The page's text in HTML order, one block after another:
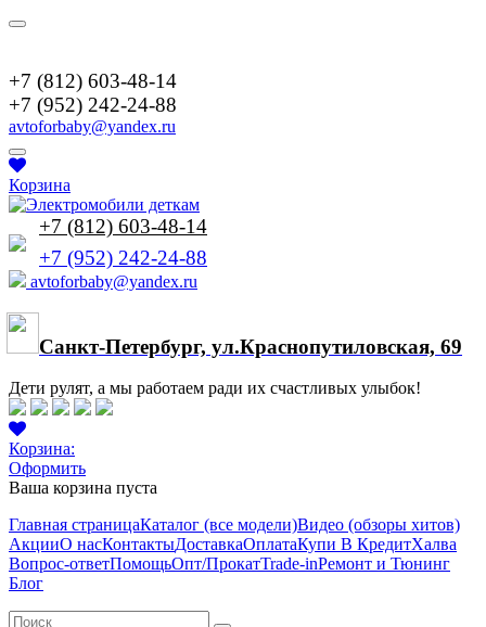
+7 (812) 603-48-14
+7 (952) 242-24-88
avtoforbaby@yandex.ru
Корзина
+7 (812) 603-48-14
+7 (952) 242-24-88
avtoforbaby@yandex.ru
Cанкт-Петербург, ул.Краснопутиловская, 69
Дети рулят, а мы работаем ради их счастливых улыбок!
Корзина:
Оформить
Ваша корзина пуста
Главная страницаКаталог (все модели)Видео (обзоры хитов)
АкцииО насКонтактыДоставкаОплатаКупи В КредитХалва
Вопрос-ответПомощьОпт/ПрокатTrade-inРемонт и Тюнинг
Блог